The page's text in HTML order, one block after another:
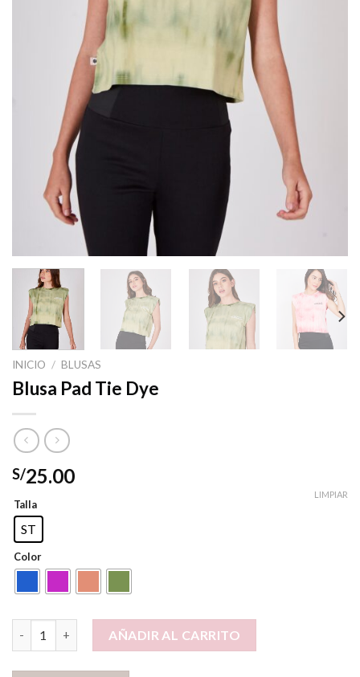
INICIO / BLUSAS
Blusa Pad Tie Dye
S/25.00
Talla
ST
Color
LIMPIAR
Blusa Pad Tie Dye cantidadAÑADIR AL CARRITO